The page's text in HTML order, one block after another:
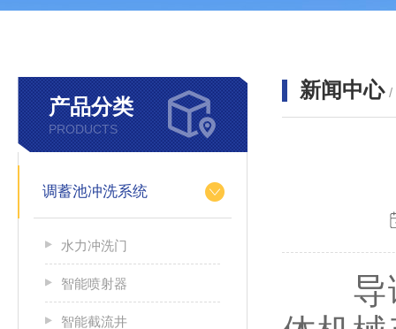
产品分类
PRODUCTS
调蓄池冲洗系统
水力冲洗门
智能喷射器
智能截流井
新闻中心 /